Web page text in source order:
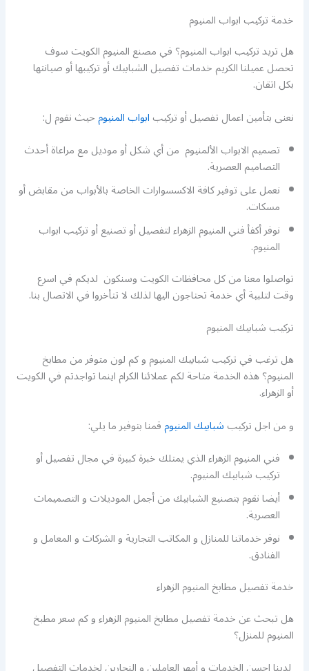
خدمة تركيب ابواب المنيوم
هل تريد تركيب ابواب المنيوم؟ في مصنع المنيوم الكويت سوف
تحصل عميلنا الكريم خدمات تفصيل الشبابيك أو تركيبها أو صيانتها
بكل اتقان.
نعنى بتأمين اعمال تفصيل أو تركيبابواب المنيومحيث نقوم ل:
تصميم الابواب الألمنيوم من أي شكل أو موديل مع مراعاة أحدث
التصاميم العصرية.
نعمل على توفير كافة الاكسسوارات الخاصة بالأبواب من مقابض أو
مسكات.
نوفر أكفأ فني المنيوم الزهراء لتفصيل أو تصنيع أو تركيب ابواب
المنيوم.
تواصلوا معنا من كل محافظات الكويت وسنكون لديكم في اسرع
وقت لتلبية أي خدمة تحتاجون اليها لذلك لا تتأخروا في الاتصال بنا.
تركيب شبابيك المنيوم
هل ترغب في تركيب شبابيك المنيوم و كم لون متوفر من مطابخ
المنيوم؟ هذه الخدمة متاحة لكم عملائنا الكرام اينما تواجدتم في الكويت
أو الزهراء.
و من اجل تركيبشبابيك المنيومقمنا بتوفير ما يلي:
فني المنيوم الزهراء الذي يمتلك خبرة كبيرة في مجال تفصيل أو
تركيب شبابيك المنيوم.
أيضا نقوم بتصنيع الشبابيك من أجمل الموديلات و التصميمات
العصرية.
نوفر خدماتنا للمنازل و المكاتب التجارية و الشركات و المعامل و
الفنادق.
خدمة تفصيل مطابخ المنيوم الزهراء
هل تبحث عن خدمة تفصيل مطابخ المنيوم الزهراء و كم سعر مطبخ
المنيوم للمنزل؟